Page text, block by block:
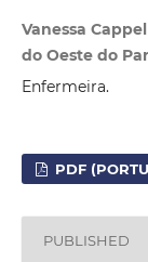
Vanessa
do Oeste do
Enfermeira.
PDF
PUBLISHED